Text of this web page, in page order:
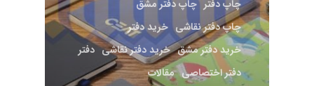
چاپ دفتر چاپ دفتر مشق
چاپ دفتر نقاشی خرید دفتر
خرید دفتر مشق خرید دفتر نقاشی دفتر
دفتر اختصاصی مقالات